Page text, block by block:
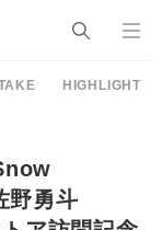
HIGHLIGHT
野勇斗